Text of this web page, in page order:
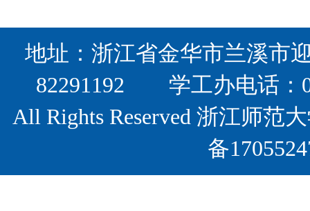
地址：浙江省金华市兰溪
82291192 学工办电话
All Rights Reserved 浙江师
备